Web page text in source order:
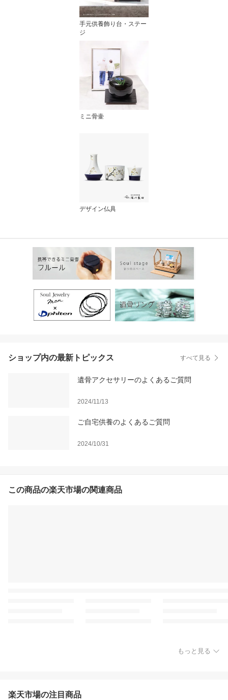
手元供養飾り台・ステー
ジ
ミニ骨壷
デザイン仏具
ショップ内の最新トピックス すべて見る
遺骨アクセサリーのよくあるご質問
2024/11/13
ご自宅供養のよくあるご質問
2024/10/31
この商品の楽天市場の関連商品
もっと見る
楽天市場の注目商品